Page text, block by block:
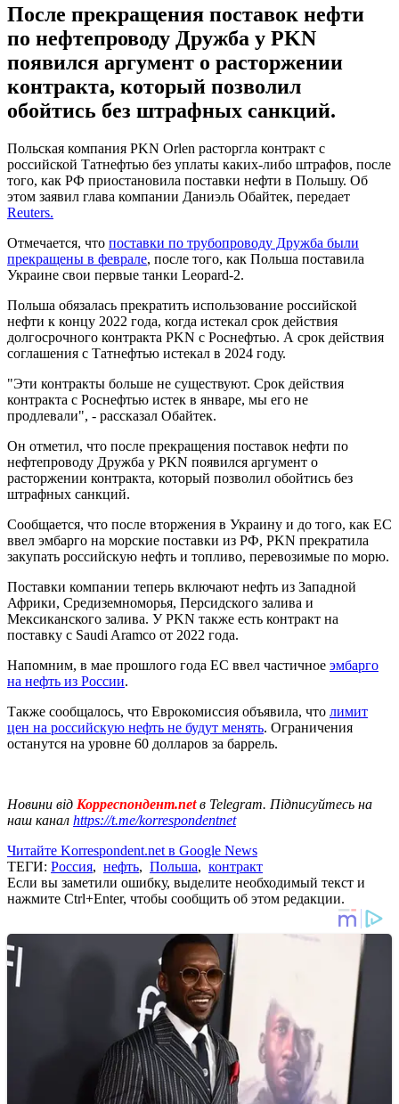
После прекращения поставок нефти
по нефтепроводу Дружба у PKN
появился аргумент о расторжении
контракта, который позволил
обойтись без штрафных санкций.
Польская компания PKN Orlen расторгла контракт с
российской Татнефтью без уплаты каких-либо штрафов, после
того, как РФ приостановила поставки нефти в Польшу. Об
этом заявил глава компании Даниэль Обайтек, передает
Reuters.
Отмечается, что поставки по трубопроводу Дружба были
прекращены в феврале, после того, как Польша поставила
Украине свои первые танки Leopard-2.
Польша обязалась прекратить использование российской
нефти к концу 2022 года, когда истекал срок действия
долгосрочного контракта PKN с Роснефтью. А срок действия
соглашения с Татнефтью истекал в 2024 году.
"Эти контракты больше не существуют. Срок действия
контракта с Роснефтью истек в январе, мы его не
продлевали", - рассказал Обайтек.
Он отметил, что после прекращения поставок нефти по
нефтепроводу Дружба у PKN появился аргумент о
расторжении контракта, который позволил обойтись без
штрафных санкций.
Сообщается, что после вторжения в Украину и до того, как ЕС
ввел эмбарго на морские поставки из РФ, PKN прекратила
закупать российскую нефть и топливо, перевозимые по морю.
Поставки компании теперь включают нефть из Западной
Африки, Средиземноморья, Персидского залива и
Мексиканского залива. У PKN также есть контракт на
поставку с Saudi Aramco от 2022 года.
Напомним, в мае прошлого года ЕС ввел частичное эмбарго
на нефть из России.
Также сообщалось, что Еврокомиссия объявила, что лимит
цен на российскую нефть не будут менять. Ограничения
останутся на уровне 60 долларов за баррель.
Новини від Корреспондент.netв Telegram. Підписуйтесь на
наш канал https://t.me/korrespondentnet
Читайте Korrespondent.net в Google News
ТЕГИ: Россия, нефть, Польша, контракт
Если вы заметили ошибку, выделите необходимый текст и
нажмите Ctrl+Enter, чтобы сообщить об этом редакции.